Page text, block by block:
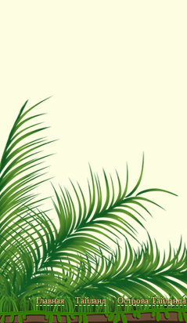
Главная Тайланд Острова Тайланда